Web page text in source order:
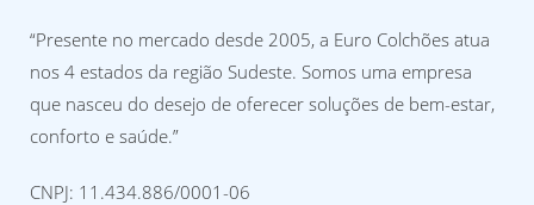
“Presente no mercado desde 2005, a Euro Colchões atua
nos 4 estados da região Sudeste. Somos uma empresa
que nasceu do desejo de oferecer soluções de bem-estar,
conforto e saúde.”
CNPJ: 11.434.886/0001-06